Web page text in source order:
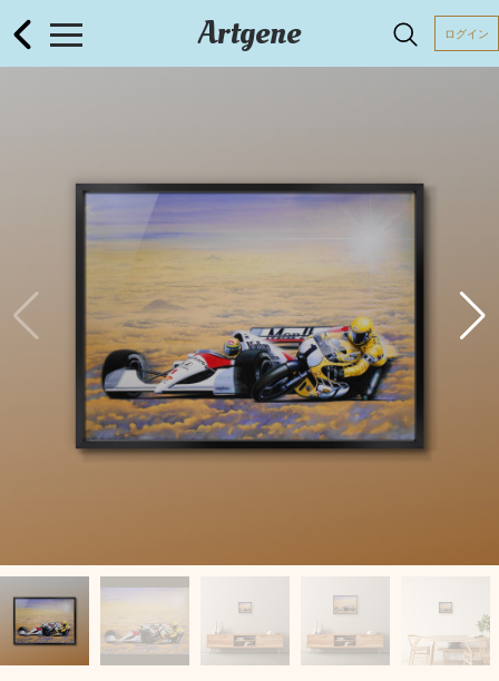
Artgene ログイン